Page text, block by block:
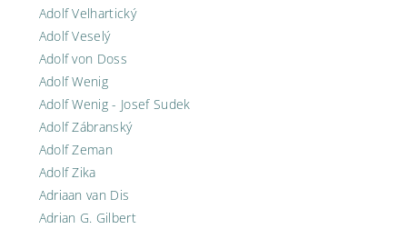
Adolf Velhartický
Adolf Veselý
Adolf von Doss
Adolf Wenig
Adolf Wenig - Josef Sudek
Adolf Zábranský
Adolf Zeman
Adolf Zika
Adriaan van Dis
Adrian G. Gilbert